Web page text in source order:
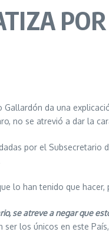
Gallardón da una
no se atrevió a dar la
por el Subsecretario
lo han tenido que
se atreve a negar que
ser los únicos en este